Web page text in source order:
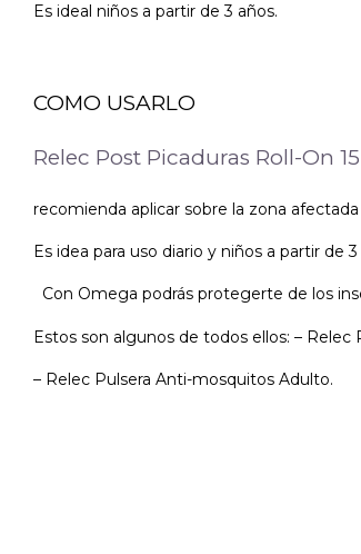
Es ideal niños a partir de 3 años.
COMO USARLO
Relec Post Picaduras Roll-On
recomienda aplicar sobre la zona afectada
Es idea para uso diario y niños a partir de 3
Con Omega podrás protegerte de los
Estos son algunos de todos ellos: –
– Relec Pulsera Anti-mosquitos Adulto.